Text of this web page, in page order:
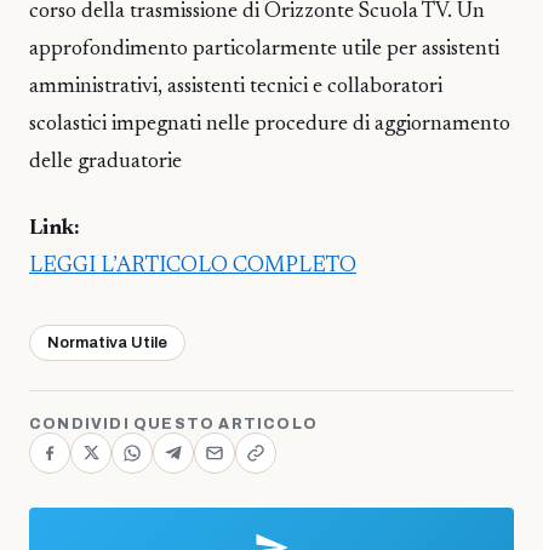
corso della trasmissione di Orizzonte Scuola TV. Un
approfondimento particolarmente utile per assistenti
amministrativi, assistenti tecnici e collaboratori
scolastici impegnati nelle procedure di aggiornamento
delle graduatorie
Link:
LEGGI L’ARTICOLO COMPLETO
Normativa Utile
CONDIVIDI QUESTO ARTICOLO